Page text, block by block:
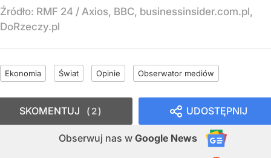
Źródło: RMF 24 / Axios, BBC, businessinsider.com.pl,
DoRzeczy.pl
Ekonomia Świat Opinie Obserwator mediów
UDOSTĘPNIJ
Obserwuj nas w Google News
SKOMENTUJ 2